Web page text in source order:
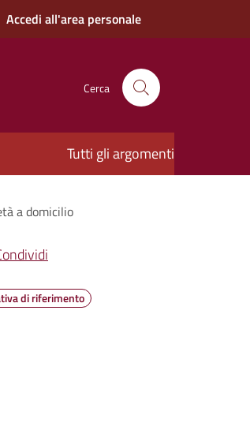
Accedi all'area personale
Cerca
Tutti gli argomenti
a domicilio
di riferimento